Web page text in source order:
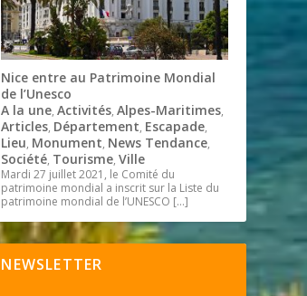
Nice entre au Patrimoine Mondial
de l’Unesco
A la une,Activités,Alpes-Maritimes,
Articles, Département, Escapade,
Lieu, Monument, News Tendance,
Société, Tourisme,Ville
Mardi 27 juillet 2021, le Comité du
patrimoine mondial a inscrit sur la Liste du
patrimoine mondial de l’UNESCO […]
NEWSLETTER